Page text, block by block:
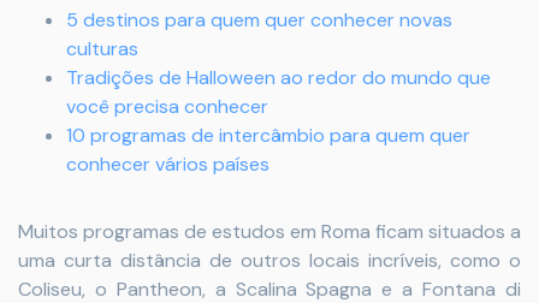
5 destinos para quem quer conhecer novas
culturas
Tradições de Halloween ao redor do mundo que
você precisa conhecer
10 programas de intercâmbio para quem quer
conhecer vários países
Muitos programas de estudos em Roma ficam situados a
uma curta distância de outros locais incríveis, como o
Coliseu, o Pantheon, a Scalina Spagna e a Fontana di